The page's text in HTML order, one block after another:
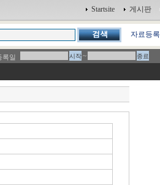
Startsite 게시판
자료등록
록일 ~